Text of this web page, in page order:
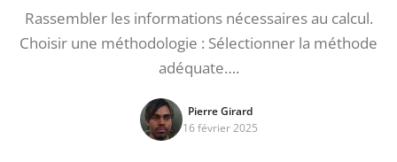
Rassembler les informations nécessaires au calcul.
Choisir une méthodologie : Sélectionner la méthode
adéquate….
Pierre Girard
16 février 2025